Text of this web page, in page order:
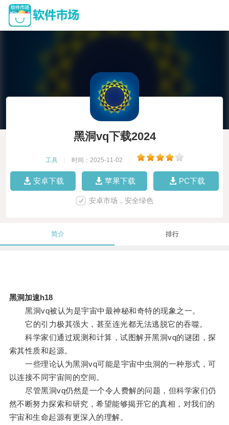
黑洞vq下载2024
工具 时间：2025-11-02
安卓下载 苹果下载 PC下载
安卓市场，安全绿色
简介 排行
黑洞加速h18
黑洞vq被认为是宇宙中最神秘和奇特的现象之一。
它的引力极其强大，甚至连光都无法逃脱它的吞噬。
科学家们通过观测和计算，试图解开黑洞vq的谜团，探
索其性质和起源。
一些理论认为黑洞vq可能是宇宙中虫洞的一种形式，可
以连接不同宇宙间的空间。
尽管黑洞vq仍然是一个令人费解的问题，但科学家们仍
然不断努力探索和研究，希望能够揭开它的真相，对我们的
宇宙和生命起源有更深入的理解。